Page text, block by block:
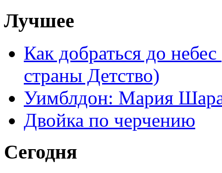
Лучшее
Как добраться до
страны Детство)
Уимблдон: Мария
Двойка по черчению
Сегодня